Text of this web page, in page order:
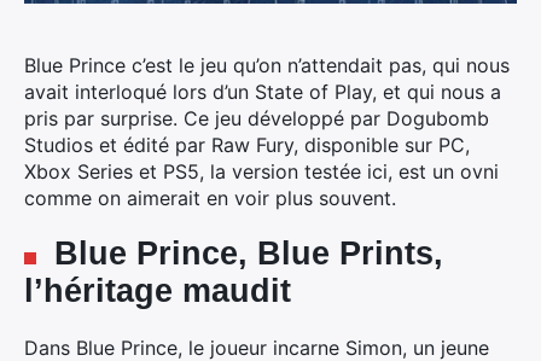
Blue Prince c’est le jeu qu’on n’attendait pas, qui nous
avait interloqué lors d’un State of Play, et qui nous a
pris par surprise. Ce jeu développé par Dogubomb
Studios et édité par Raw Fury, disponible sur PC,
Xbox Series et PS5, la version testée ici, est un ovni
comme on aimerait en voir plus souvent.
Blue Prince, Blue Prints,
l’héritage maudit
Dans Blue Prince, le joueur incarne Simon, un jeune